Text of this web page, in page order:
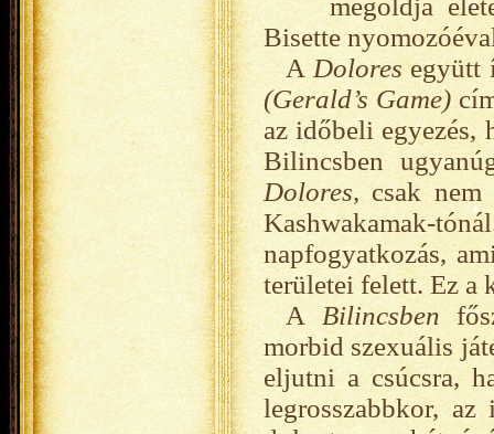
megoldja
Bisette
A Doloresegyütt
(Gerald’s Game)
az időbeli egyezés,
Bilincsben
Dolores, csak nem
Kashwakamak-
napfogyatkozás,
területei felett. Ez a
A Bilincsben
morbid szexuális
eljutni a csúcsra,
legrosszabbkor,